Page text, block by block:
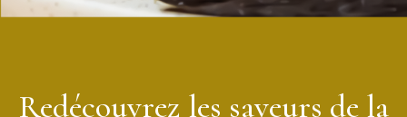
Conservation : conserver dans un endroit frais et sec à l'abri
couteau pointu.
Redécouvrez les saveurs de la